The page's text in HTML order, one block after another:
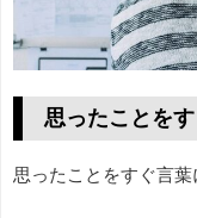
思ったことを
思ったことをすぐ言葉